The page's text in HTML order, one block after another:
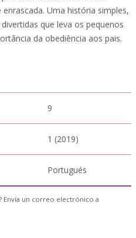
Uma história simples,
que leva os pequenos
da obediência aos pais.
9
1 (2019)
Portugués
Envía un correo electrónico a